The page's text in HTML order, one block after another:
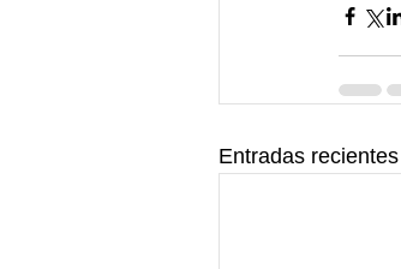
Entradas recientes